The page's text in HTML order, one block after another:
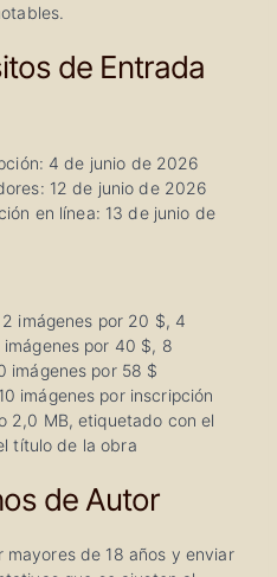
de Entrada
4 de junio de 2026
12 de junio de 2026
en línea: 13 de junio de
imágenes por 20 $, 4
por 40 $, 8
imágenes por 58 $
imágenes por inscripción
2,0 MB, etiquetado con el
título de la obra
de Autor
de 18 años y enviar